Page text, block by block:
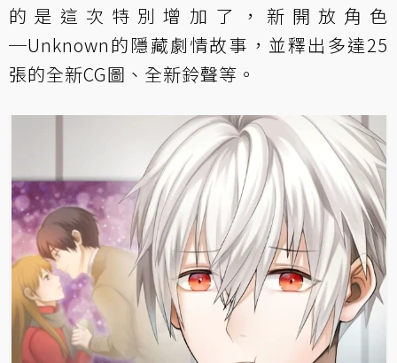
的是這次特別增加了，新開放角色
─Unknown的隱藏劇情故事，並釋出多達25
張的全新CG圖、全新鈴聲等。